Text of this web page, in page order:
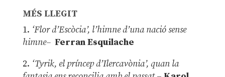
MÉS LLEGIT
1. ‘Flor d’Escòcia’, l’himne d’una nació sense
himne– Ferran Esquilache
2. ‘Tyrik, el príncep d’Ilercavònia’, quan la